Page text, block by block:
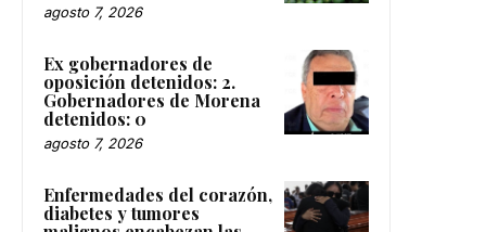
agosto 7, 2026
Ex gobernadores de
oposición detenidos: 2.
Gobernadores de Morena
detenidos: 0
agosto 7, 2026
Enfermedades del corazón,
diabetes y tumores